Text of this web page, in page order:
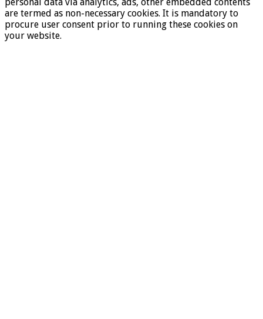
are termed as non-necessary cookies. It is mandatory to
procure user consent prior to running these cookies on
your website.